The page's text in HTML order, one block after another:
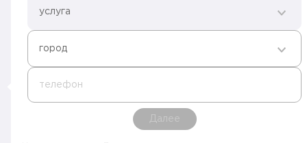
услуга
город
телефон
Далее